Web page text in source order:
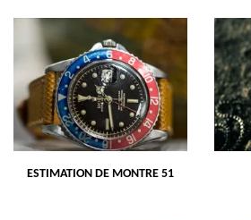
ESTIMATION DE MONTRE 51